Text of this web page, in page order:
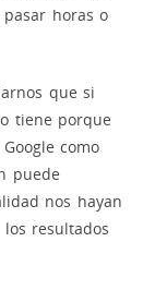
horas o
que si
tiene porque
como
puede
nos hayan
resultados